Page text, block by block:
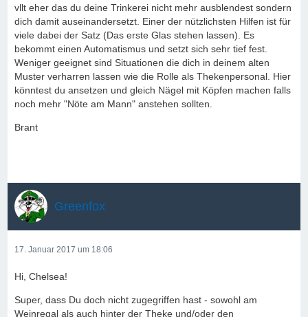
vllt eher das du deine Trinkerei nicht mehr ausblendest sondern
dich damit auseinandersetzt. Einer der nützlichsten Hilfen ist für
viele dabei der Satz (Das erste Glas stehen lassen). Es
bekommt einen Automatismus und setzt sich sehr tief fest.
Weniger geeignet sind Situationen die dich in deinem alten
Muster verharren lassen wie die Rolle als Thekenpersonal. Hier
könntest du ansetzen und gleich Nägel mit Köpfen machen falls
noch mehr "Nöte am Mann" anstehen sollten.
Brant
Greenfox
17. Januar 2017 um 18:06
Hi, Chelsea!
Super, dass Du doch nicht zugegriffen hast - sowohl am
Weinregal als auch hinter der Theke und/oder den